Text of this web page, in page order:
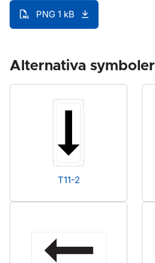
PNG 1 kB
Alternativa symboler
T11-2